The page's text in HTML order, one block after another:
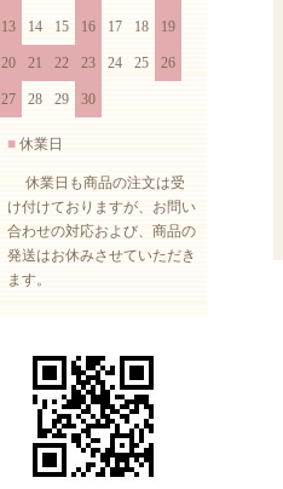
13 14 15 16 17 18 19
20 21 22 23 24 25 26
27 28 29 30
■ 休業日
休業日も商品の注文は受
け付けておりますが、お問い
合わせの対応および、商品の
発送はお休みさせていただき
ます。